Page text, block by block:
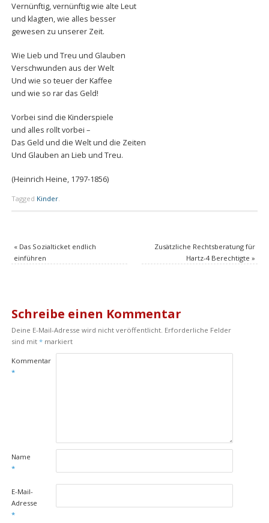
Vernünftig, vernünftig wie alte Leut
und klagten, wie alles besser
gewesen zu unserer Zeit.
Wie Lieb und Treu und Glauben
Verschwunden aus der Welt
Und wie so teuer der Kaffee
und wie so rar das Geld!
Vorbei sind die Kinderspiele
und alles rollt vorbei –
Das Geld und die Welt und die Zeiten
Und Glauben an Lieb und Treu.
(Heinrich Heine, 1797-1856)
Tagged Kinder.
«Das Sozialticket endlich
einführen
Zusätzliche Rechtsberatung für
Hartz-4 Berechtigte»
Schreibe einen Kommentar
Deine E-Mail-Adresse wird nicht veröffentlicht. Erforderliche Felder
sind mit *markiert
Kommentar
*
Name
*
E-Mail-
Adresse
*